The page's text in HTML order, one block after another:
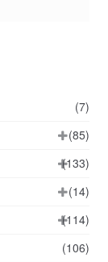
(7)
(85)
(133)
(14)
(114)
(106)